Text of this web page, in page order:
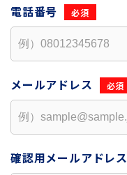
電話番号
メールアドレス
確認用メールアドレス